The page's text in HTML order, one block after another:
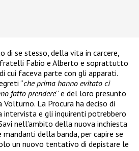
di se stesso, della vita in carcere,
Fabio e Alberto e soprattutto
cui faceva parte con gli apparati.
“che prima hanno evitato ci
fatto prendere” e del loro presunto
La Procura ha deciso di
intervista e gli inquirenti potrebbero
nell’ambito della nuova inchiesta
della banda, per capire se
un nuovo tentativo di depistare le